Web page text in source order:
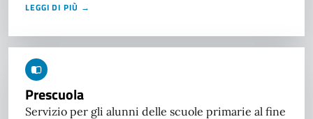
LEGGI DI PIÙ →
Prescuola
Servizio per gli alunni delle scuole primarie al fine